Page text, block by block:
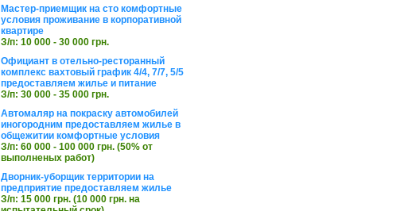
Мастер-приемщик на сто комфортные
условия проживание в корпоративной
квартире
З/п: 10 000 - 30 000 грн.
Официант в отельно-ресторанный
комплекс вахтовый график 4/4, 7/7, 5/5
предоставляем жилье и питание
З/п: 30 000 - 35 000 грн.
Автомаляр на покраску автомобилей
иногородним предоставляем жилье в
общежитии комфортные условия
З/п: 60 000 - 100 000 грн. (50% от
выполненых работ)
Дворник-уборщик территории на
предприятие предоставляем жилье
З/п: 15 000 грн. (10 000 грн. на